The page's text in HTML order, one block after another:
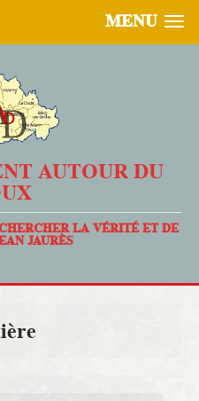
MENU
AUTOUR DU
LA VÉRITÉ ET DE
JAURÈS